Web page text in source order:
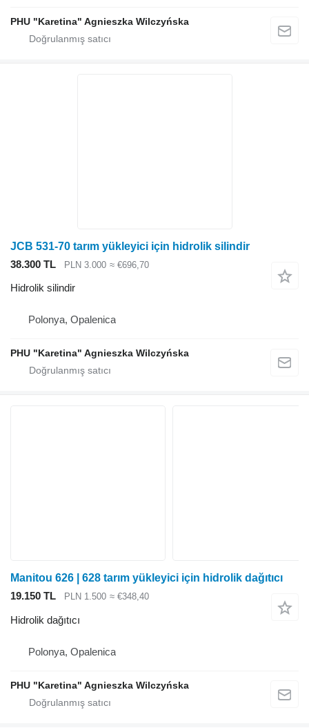
PHU "Karetina" Agnieszka Wilczyńska
JCB 531-70 tarım yükleyici için hidrolik silindir
38.300 TL
PLN 3.000 ≈ €696,70
Hidrolik silindir
Polonya, Opalenica
PHU "Karetina" Agnieszka Wilczyńska
Manitou 626 | 628 tarım yükleyici için hidrolik dağıtıcı
19.150 TL
PLN 1.500 ≈ €348,40
Hidrolik dağıtıcı
Polonya, Opalenica
PHU "Karetina" Agnieszka Wilczyńska